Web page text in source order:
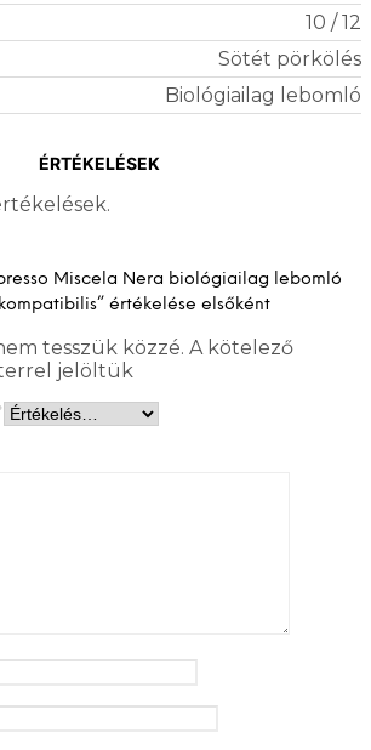
10 / 12
Sötét pörkölés
Biológiailag lebomló
ÉRTÉKELÉSEK
Miscela Nera biológiailag lebomló
értékelése elsőként
tesszük közzé. A kötelező
jelöltük